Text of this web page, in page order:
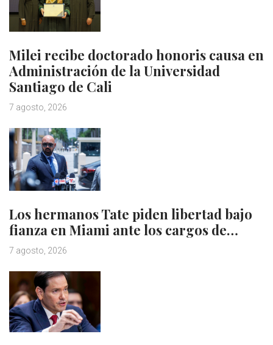
Milei recibe doctorado honoris causa en
Administración de la Universidad
Santiago de Cali
7 agosto, 2026
Los hermanos Tate piden libertad bajo
fianza en Miami ante los cargos de…
7 agosto, 2026